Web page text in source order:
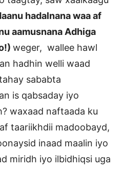
hadalnana waa af
aamusnana Adhiga
weger, wallee hawl
hadhin welli waad
sababta
is qabsaday iyo
waxaad naftaada ku
taariikhdii madoobayd,
inaad maalin iyo
miridh iyo ilbidhiqsi uga